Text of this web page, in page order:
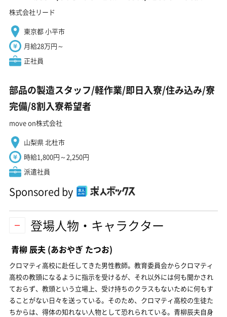
株式会社リード
東京都 小平市
月給28万円～
正社員
部品の製造スタッフ/軽作業/即日入寮/住み込み/寮
完備/8割入寮希望者
move on株式会社
山梨県 北杜市
時給1,800円～2,250円
派遣社員
Sponsored by
登場人物・キャラクター
青柳 辰夫 (あおやぎ たつお)
クロマティ高校に赴任してきた男性教師。教育委員会からクロマティ
高校の教頭になるように指示を受けるが、それ以外には何も聞かされ
ておらず、教頭という立場上、受け持ちのクラスもないために何もす
ることがない日々を送っている。そのため、クロマティ高校の生徒た
ちからは、得体の知れない人物として恐れられている。青柳辰夫自身